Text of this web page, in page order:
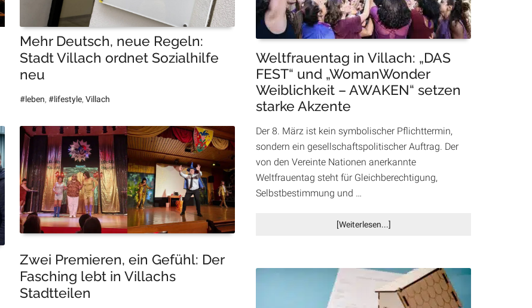
Mehr Deutsch, neue Regeln:
Stadt Villach ordnet Sozialhilfe
neu
#leben, #lifestyle, Villach
Zwei Premieren, ein Gefühl: Der
Fasching lebt in Villachs
Stadtteilen
in
Villach
plötzlich
Trend
liegen
Weltfrauentag in Villach: „DAS
FEST“ und „WomanWonder
Weiblichkeit – AWAKEN“ setzen
starke Akzente
Der 8. März ist kein symbolischer Pflichttermin,
sondern ein gesellschaftspolitischer Auftrag. Der
von den Vereinte Nationen anerkannte
Weltfrauentag steht für Gleichberechtigung,
Selbstbestimmung und …
[Weiterlesen...]Infos
in
Villach:
„DAS